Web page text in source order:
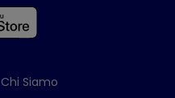
Chi Siamo